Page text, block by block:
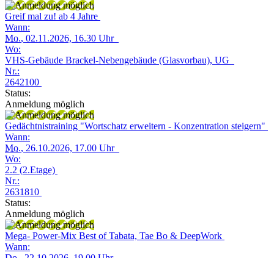
Greif mal zu! ab 4 Jahre
Wann:
Mo., 02.11.2026, 16.30 Uhr
Wo:
VHS-Gebäude Brackel-Nebengebäude (Glasvorbau), UG
Nr.:
2642100
Status:
Anmeldung möglich
Gedächtnistraining "Wortschatz erweitern - Konzentration steigern"
Wann:
Mo., 26.10.2026, 17.00 Uhr
Wo:
2.2 (2.Etage)
Nr.:
2631810
Status:
Anmeldung möglich
Mega- Power-Mix Best of Tabata, Tae Bo & DeepWork
Wann: